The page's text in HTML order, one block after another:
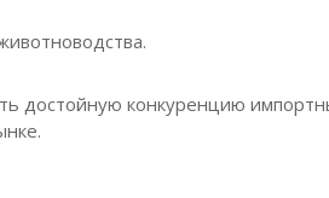
достойную конкуренцию